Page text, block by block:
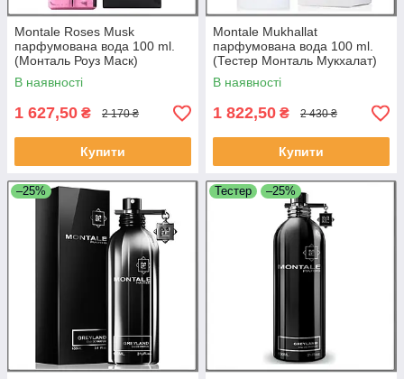
Montale Roses Musk
парфумована вода 100 ml.
(Монталь Роуз Маск)
В наявності
1 627,50 ₴ 2 170 ₴
Купити
Montale Mukhallat
парфумована вода 100 ml.
(Тестер Монталь Мукхалат)
В наявності
1 822,50 ₴ 2 430 ₴
Купити
–25% Тестер –25%